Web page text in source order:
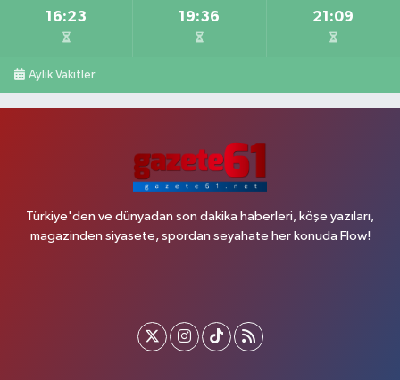
16:23 19:36 21:09
Aylık Vakitler
Türkiye'den ve dünyadan son dakika haberleri, köşe yazıları,
magazinden siyasete, spordan seyahate her konuda Flow!